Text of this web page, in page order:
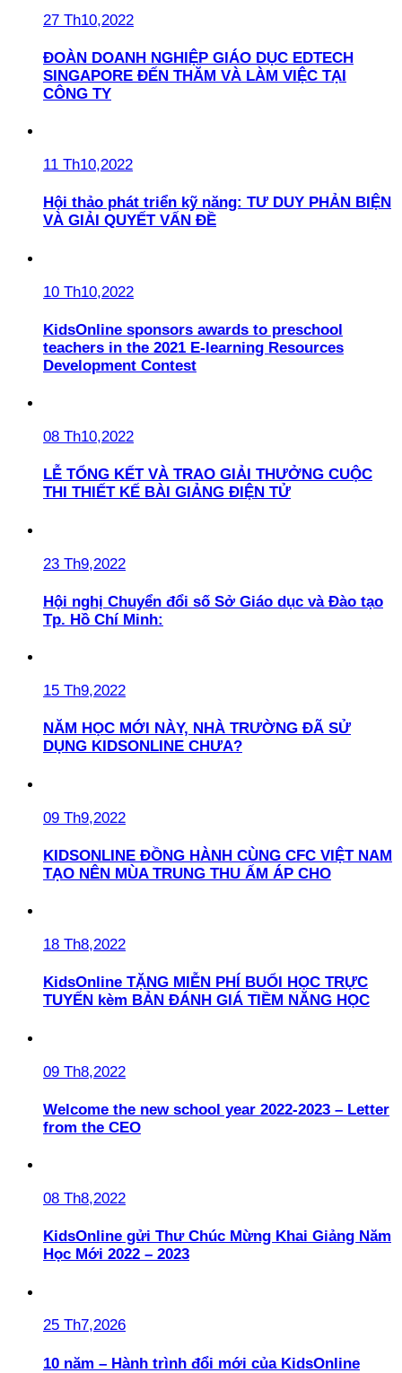
27 Th10,2022
ĐOÀN DOANH NGHIỆP GIÁO DỤC EDTECH
SINGAPORE ĐẾN THĂM VÀ LÀM VIỆC TẠI
CÔNG TY
11 Th10,2022
Hội thảo phát triển kỹ năng: TƯ DUY PHẢN BIỆN
VÀ GIẢI QUYẾT VẤN ĐỀ
10 Th10,2022
KidsOnline sponsors awards to preschool
teachers in the 2021 E-learning Resources
Development Contest
08 Th10,2022
LỄ TỔNG KẾT VÀ TRAO GIẢI THƯỞNG CUỘC
THI THIẾT KẾ BÀI GIẢNG ĐIỆN TỬ
23 Th9,2022
Hội nghị Chuyển đổi số Sở Giáo dục và Đào tạo
Tp. Hồ Chí Minh:
15 Th9,2022
NĂM HỌC MỚI NÀY, NHÀ TRƯỜNG ĐÃ SỬ
DỤNG KIDSONLINE CHƯA?
09 Th9,2022
KIDSONLINE ĐỒNG HÀNH CÙNG CFC VIỆT NAM
TẠO NÊN MÙA TRUNG THU ẤM ÁP CHO
18 Th8,2022
KidsOnline TẶNG MIỄN PHÍ BUỔI HỌC TRỰC
TUYẾN kèm BẢN ĐÁNH GIÁ TIỀM NĂNG HỌC
09 Th8,2022
Welcome the new school year 2022-2023 – Letter
from the CEO
08 Th8,2022
KidsOnline gửi Thư Chúc Mừng Khai Giảng Năm
Học Mới 2022 – 2023
25 Th7,2026
10 năm – Hành trình đổi mới của KidsOnline